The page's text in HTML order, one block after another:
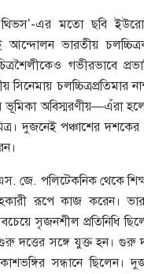
এর মতাে ছবি
ভারতীয়
গভীরভাবে
সিনেমায় চলচ্চিত্রপ্রতিমার
ভূমিকা অবিস্মরণীয়—এঁরা
দুজনেই পঞ্চাশের দশকের
এস. জে. পলিটেকনিক থেকে
রূপে কাজ করেন।
সৃজনশীল প্রতিনিধি
দত্তের সঙ্গে যুক্ত হন। গুরু
সন্ধানে